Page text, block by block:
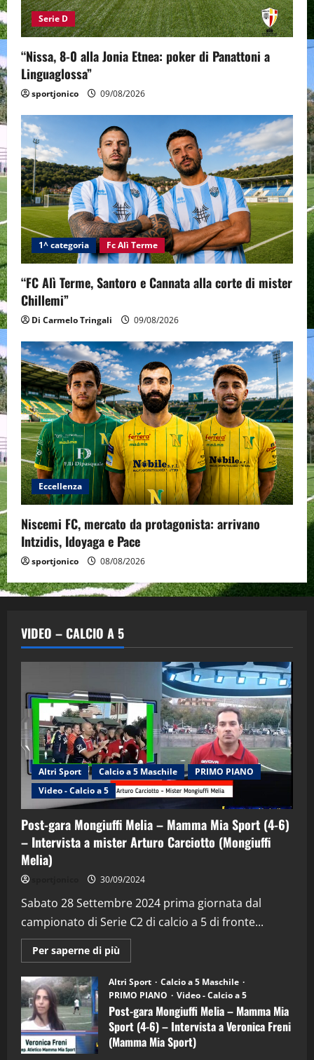
Serie D
“Nissa, 8-0 alla Jonia Etnea: poker di Panattoni a
Linguaglossa”
sportjonico 09/08/2026
1^ categoria Fc Alì Terme
“FC Alì Terme, Santoro e Cannata alla corte di mister
Chillemi”
Di Carmelo Tringali 09/08/2026
Eccellenza
Niscemi FC, mercato da protagonista: arrivano
Intzidis, Idoyaga e Pace
sportjonico 08/08/2026
VIDEO – CALCIO A 5
Altri Sport Calcio a 5 Maschile
PRIMO PIANO
Video - Calcio a 5
Post-gara Mongiuffi Melia – Mamma Mia Sport (4-6)
– Intervista a mister Arturo Carciotto (Mongiuffi
Melia)
30/09/2024
Sabato 28 Settembre 2024 prima giornata dal
campionato di Serie C2 di calcio a 5 di fronte...
Per saperne di più
informazioni
Post-
gara
Mongiuffi
Melia
–
Mamma
Mia
Sport
Altri Sport
Calcio a 5 Maschile
PRIMO PIANO
Video - Calcio a 5
Post-gara Mongiuffi Melia – Mamma Mia
Sport (4-6) – Intervista a Veronica Freni
(Mamma Mia Sport)
2
“SportEmpire” in Podcast: 29^ Puntata
(Martedi 28 Aprile 2026)
28/04/2026
3
"SportEmpire" in Podcast
“SportEmpire” in Podcast: 28^ Puntata
(Martedi 21 Aprile 2026)
21/04/2026